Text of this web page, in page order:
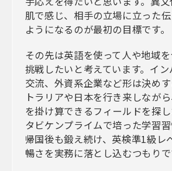
肌で感じ、相手の立場に立った
ようになるのが最初の目標です。
その先は英語を使って人や地域
挑戦したいと考えています。イ
交流、外資系企業など形は決め
トラリアや日本を行き来しなが
を掛け算できるフィールドを探し
タビケンプライムで培った学習習
帰国後も鍛え続け、英検準1級レ
暢さを実務に落とし込むつもりで